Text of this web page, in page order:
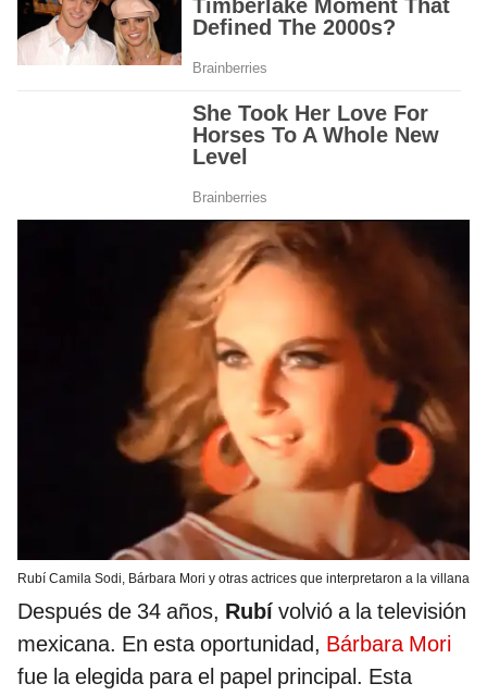
Rubí Camila Sodi, Bárbara Mori y otras actrices que interpretaron a la villana
Después de 34 años, Rubí volvió a la televisión
mexicana. En esta oportunidad, Bárbara Mori
fue la elegida para el papel principal. Esta